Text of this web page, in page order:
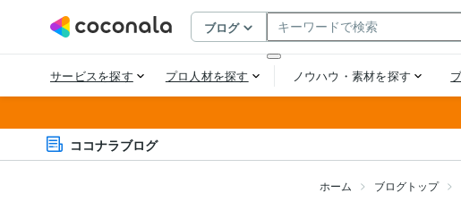
ココナラブログ
ホーム ブログトップ